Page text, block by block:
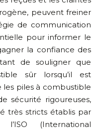
peuvent freiner
de communication
pour informer le
la confiance des
de souligner que
sûr lorsqu’il est
piles à combustible
sécurité rigoureuses,
très stricts établis par
(International